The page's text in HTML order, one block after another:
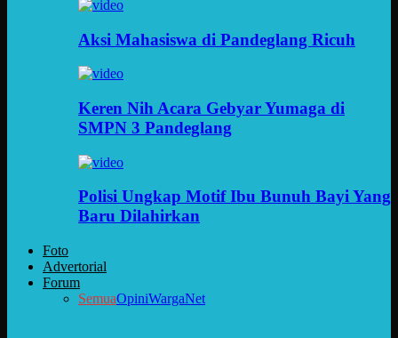
Aksi Mahasiswa di Pandeglang Ricuh
Keren Nih Acara Gebyar Yumaga di
SMPN 3 Pandeglang
Polisi Ungkap Motif Ibu Bunuh Bayi Yang
Baru Dilahirkan
Foto
Advertorial
Forum
SemuaOpiniWargaNet